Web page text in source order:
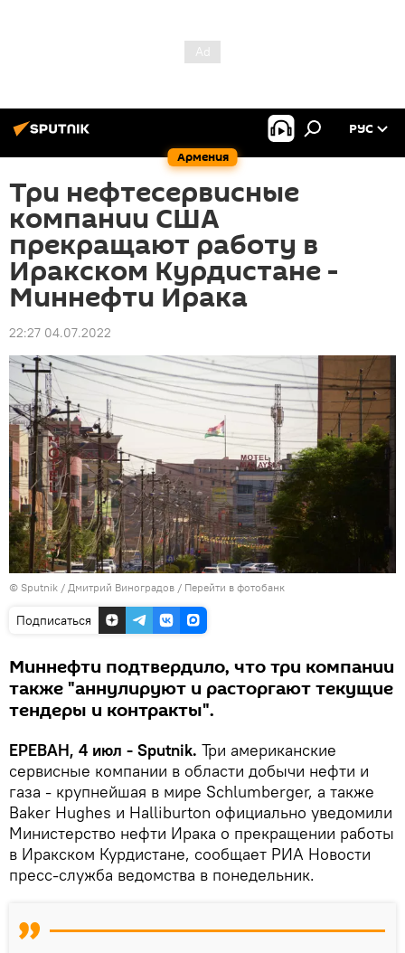
Армения
РУС
Три нефтесервисные
компании США
прекращают работу в
Иракском Курдистане -
Миннефти Ирака
22:27 04.07.2022
© Sputnik / Дмитрий Виноградов / Перейти в фотобанк
Подписаться
Миннефти подтвердило, что три компании
также "аннулируют и расторгают текущие
тендеры и контракты".
ЕРЕВАН, 4 июл - Sputnik. Три американские
сервисные компании в области добычи нефти и
газа - крупнейшая в мире Schlumberger, а также
Baker Hughes и Halliburton официально уведомили
Министерство нефти Ирака о прекращении работы
в Иракском Курдистане, сообщает РИА Новости
пресс-служба ведомства в понедельник.